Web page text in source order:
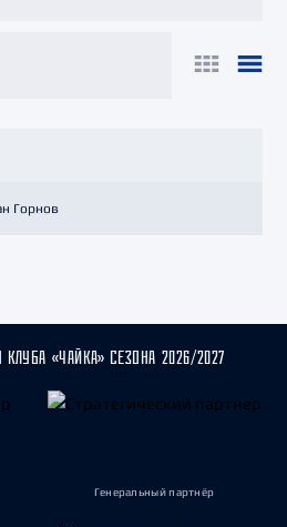
Горнов
«ЧАЙКА» СЕЗОНА 2026/2027
Генеральный партнёр